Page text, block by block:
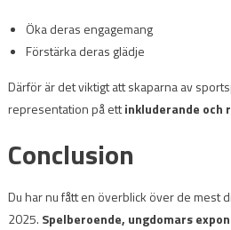
Öka deras engagemang
Förstärka deras glädje
Därför är det viktigt att skaparna av
representation på ettinkluderande och
Conclusion
Du har nu fått en överblick över de mest
2025. Spelberoende, ungdomars